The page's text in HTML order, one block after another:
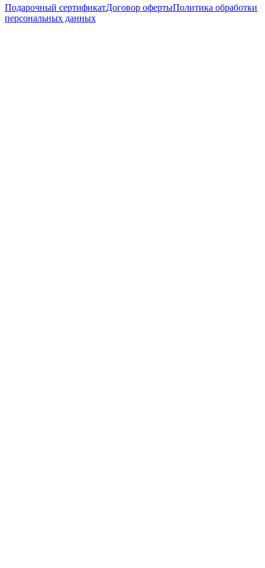
Подарочный сертификатДоговор офертыПолитика обработки
персональных данных